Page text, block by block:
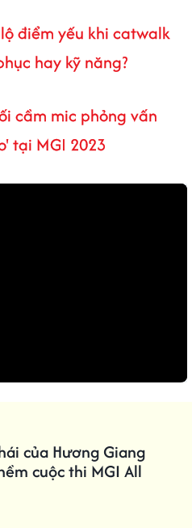
điểm yếu khi catwalk
hay kỹ năng?
cầm mic phỏng vấn
tại MGI 2023
của Hương Giang
cuộc thi MGI All